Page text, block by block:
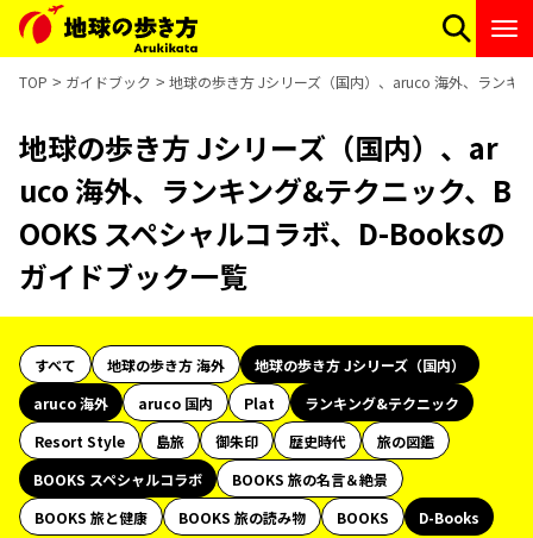
TOP ガイドブック 地球の歩き方 Jシリーズ（国内）、aruco 海外、ランキ
地球の歩き方 Jシリーズ（国内）、ar
uco 海外、ランキング&テクニック、B
OOKS スペシャルコラボ、D-Booksの
ガイドブック一覧
すべて 地球の歩き方 海外
地球の歩き方 Jシリーズ（国内）
aruco 海外
aruco 国内 Plat
ランキング&テクニック
Resort Style
島旅 御朱印 歴史時代
旅の図鑑
BOOKS スペシャルコラボ
BOOKS 旅の名言＆絶景
BOOKS 旅と健康
BOOKS 旅の読み物 BOOKS
D-Books